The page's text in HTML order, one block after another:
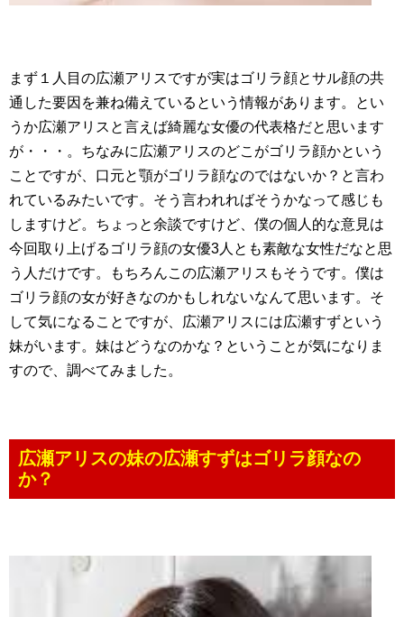
まず１人目の広瀬アリスですが実はゴリラ顔とサル顔の共
通した要因を兼ね備えているという情報があります。とい
うか広瀬アリスと言えば綺麗な女優の代表格だと思います
が・・・。ちなみに広瀬アリスのどこがゴリラ顔かという
ことですが、口元と顎がゴリラ顔なのではないか？と言わ
れているみたいです。そう言われればそうかなって感じも
しますけど。ちょっと余談ですけど、僕の個人的な意見は
今回取り上げるゴリラ顔の女優3人とも素敵な女性だなと思
う人だけです。もちろんこの広瀬アリスもそうです。僕は
ゴリラ顔の女が好きなのかもしれないなんて思います。そ
して気になることですが、広瀬アリスには広瀬すずという
妹がいます。妹はどうなのかな？ということが気になりま
すので、調べてみました。
広瀬アリスの妹の広瀬すずはゴリラ顔なの
か？